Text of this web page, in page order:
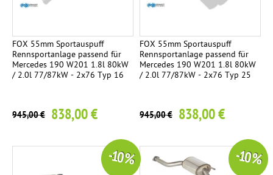
FOX 55mm Sportauspuff
Rennsportanlage passend für
Mercedes 190 W201 1.8l 80kW
/ 2.0l 77/87kW - 2x76 Typ 16
945,00 € 838,00 €
FOX 55mm Sportauspuff
Rennsportanlage passend für
Mercedes 190 W201 1.8l 80kW
/ 2.0l 77/87kW - 2x76 Typ 25
945,00 € 838,00 €
-10 % -10 %